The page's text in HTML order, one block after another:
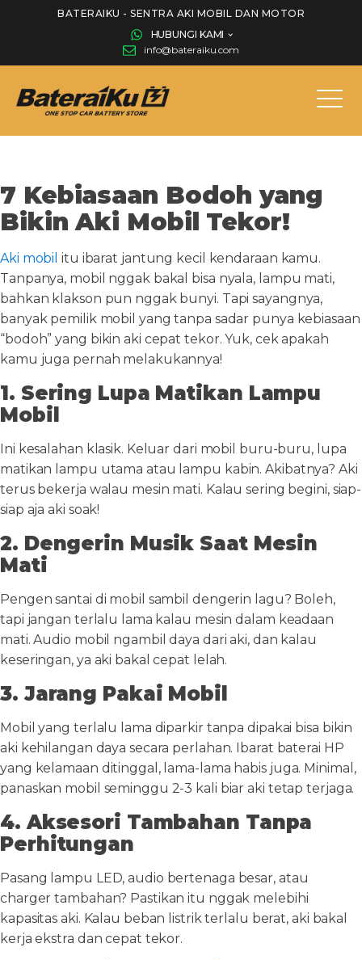
BATERAIKU - SENTRA AKI MOBIL DAN MOTOR
HUBUNGI KAMI
info@bateraiku.com
7 Kebiasaan Bodoh yang
Bikin Aki Mobil Tekor!
Aki mobil itu ibarat jantung kecil kendaraan kamu.
Tanpanya, mobil nggak bakal bisa nyala, lampu mati,
bahkan klakson pun nggak bunyi. Tapi sayangnya,
banyak pemilik mobil yang tanpa sadar punya kebiasaan
“bodoh” yang bikin aki cepat tekor. Yuk, cek apakah
kamu juga pernah melakukannya!
1. Sering Lupa Matikan Lampu
Mobil
Ini kesalahan klasik. Keluar dari mobil buru-buru, lupa
matikan lampu utama atau lampu kabin. Akibatnya? Aki
terus bekerja walau mesin mati. Kalau sering begini, siap-
siap aja aki soak!
2. Dengerin Musik Saat Mesin
Mati
Pengen santai di mobil sambil dengerin lagu? Boleh,
tapi jangan terlalu lama kalau mesin dalam keadaan
mati. Audio mobil ngambil daya dari aki, dan kalau
keseringan, ya aki bakal cepat lelah.
3. Jarang Pakai Mobil
Mobil yang terlalu lama diparkir tanpa dipakai bisa bikin
aki kehilangan daya secara perlahan. Ibarat baterai HP
yang kelamaan ditinggal, lama-lama habis juga. Minimal,
panaskan mobil seminggu 2-3 kali biar aki tetap terjaga.
4. Aksesori Tambahan Tanpa
Perhitungan
Pasang lampu LED, audio bertenaga besar, atau
charger tambahan? Pastikan itu nggak melebihi
kapasitas aki. Kalau beban listrik terlalu berat, aki bakal
kerja ekstra dan cepat tekor.